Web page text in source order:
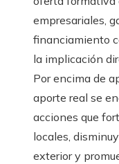
empresariales,
financiamiento
la implicación
Por encima de
aporte real se
acciones que
locales,
exterior y